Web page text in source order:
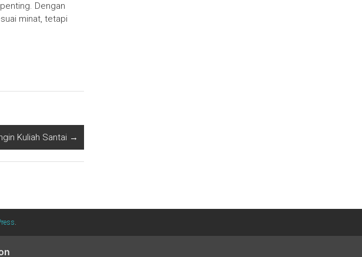
Dengan
minat, tetapi
Kuliah Santai →
.